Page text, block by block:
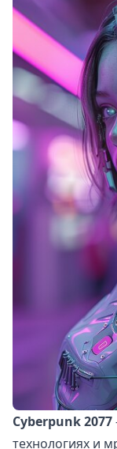
Cyberpunk 2077
технологиях и